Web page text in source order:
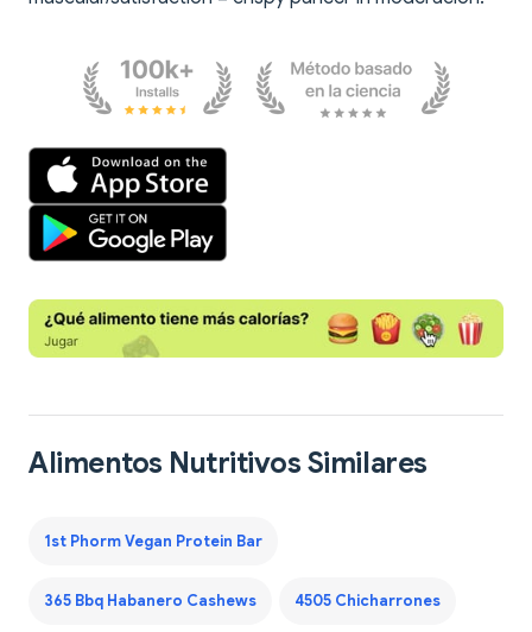
Alimentos Nutritivos Similares
1st Phorm Vegan Protein Bar
365 Bbq Habanero Cashews 4505 Chicharrones